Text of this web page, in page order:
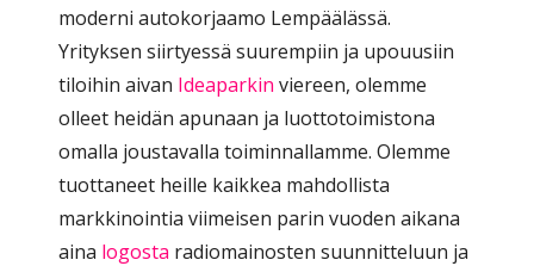
moderni autokorjaamo Lempäälässä.
Yrityksen siirtyessä suurempiin ja upouusiin
tiloihin aivan Ideaparkin viereen, olemme
olleet heidän apunaan ja luottotoimistona
omalla joustavalla toiminnallamme. Olemme
tuottaneet heille kaikkea mahdollista
markkinointia viimeisen parin vuoden aikana
aina logosta radiomainosten suunnitteluun ja